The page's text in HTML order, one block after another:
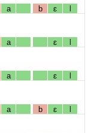
a b ɛ l
a ɛ l
a ɛ l
a b ɛ l